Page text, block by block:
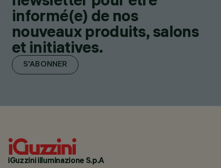
informé(e) de nos
nouveaux produits, salons
et initiatives.
S'ABONNER
iGuzzini illuminazione S.p.A